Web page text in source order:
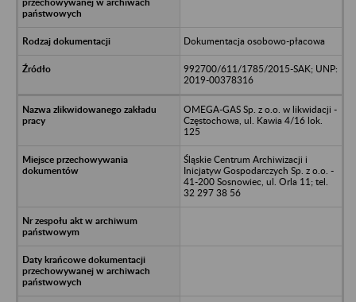
Dokumentacja osobowo-płacowa
992700/611/1785/2015-SAK; UNP:
2019-00378316
OMEGA-GAS Sp. z o.o. w likwidacji -
Częstochowa, ul. Kawia 4/16 lok.
125
Śląskie Centrum Archiwizacji i
Inicjatyw Gospodarczych Sp. z o.o. -
41-200 Sosnowiec, ul. Orla 11; tel.
32 297 38 56